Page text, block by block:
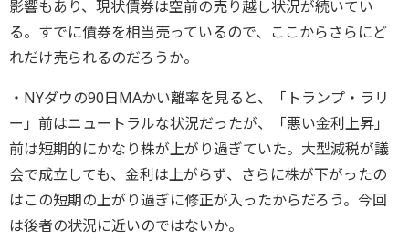
影響もあり、現状債券は空前の売り越し状況が続いてい
る。すでに債券を相当売っているので、ここからさらにど
れだけ売られるのだろうか。
・NYダウの90日MAかい離率を見ると、「トランプ・ラリ
ー」前はニュートラルな状況だったが、「悪い金利上昇」
前は短期的にかなり株が上がり過ぎていた。大型減税が議
会で成立しても、金利は上がらず、さらに株が下がったの
はこの短期の上がり過ぎに修正が入ったからだろう。今回
は後者の状況に近いのではないか。